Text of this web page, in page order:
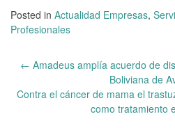
Posted in Actualidad Empresas,
Profesionales
Post
← Amadeus amplía acuerdo de
Boliviana de
Contra el cáncer de mama el
como tratamiento